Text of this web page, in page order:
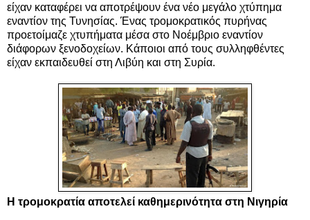
είχαν καταφέρει να αποτρέψουν ένα νέο μεγάλο χτύπημα
εναντίον της Τυνησίας. Ένας τρομοκρατικός πυρήνας
προετοίμαζε χτυπήματα μέσα στο Νοέμβριο εναντίον
διάφορων ξενοδοχείων. Κάποιοι από τους συλληφθέντες
είχαν εκπαιδευθεί στη Λιβύη και στη Συρία.
Η τρομοκρατία αποτελεί καθημερινότητα στη Νιγηρία